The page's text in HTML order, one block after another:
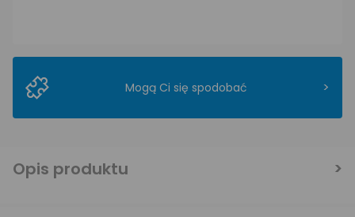
Mogą Ci się spodobać >
Opis produktu